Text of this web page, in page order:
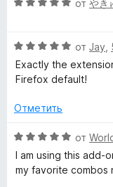
О
н
е
н
н
5
и
от やき
О
ц
е
е
о
н
от Jay
Exactly the
Firefox default!
Отметить
О
ц
е
от
I am using this add-
my favorite combos